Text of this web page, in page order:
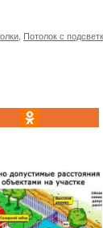
Потолок с